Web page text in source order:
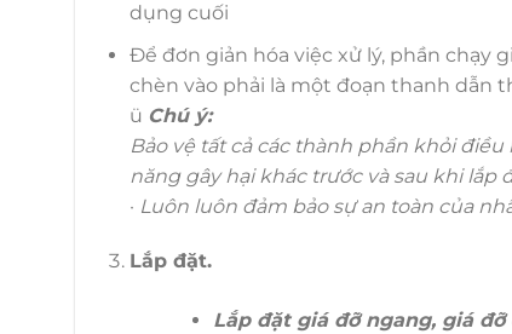
dụng cuối
Để đơn giản hóa việc xử lý, phần chạy
chèn vào phải là một đoạn thanh dẫn
ü Chú ý:
Bảo vệ tất cả các thành phần khỏi
năng gây hại khác trước và sau khi lắp
· Luôn luôn đảm bảo sự an toàn của
Lắp đặt.
Lắp đặt giá đỡ ngang, giá đỡ